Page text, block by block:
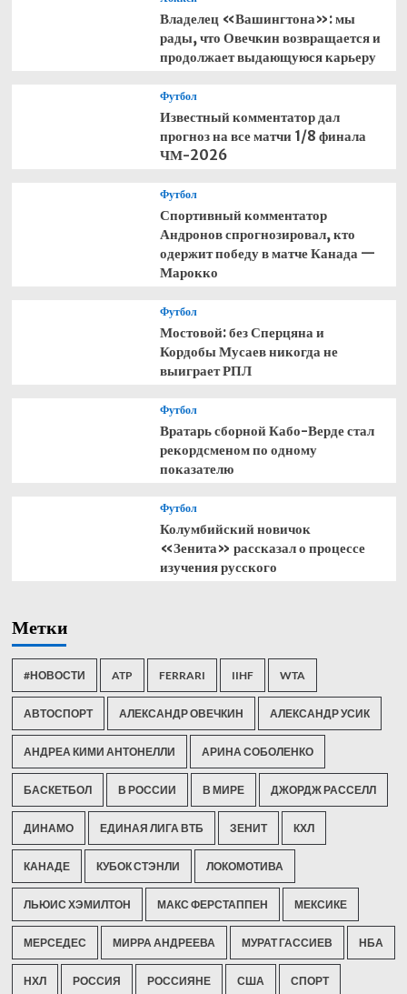
Владелец «Вашингтона»: мы
рады, что Овечкин возвращается и
продолжает выдающуюся карьеру
Футбол
Известный комментатор дал
прогноз на все матчи 1/8 финала
ЧМ-2026
Футбол
Спортивный комментатор
Андронов спрогнозировал, кто
одержит победу в матче Канада —
Марокко
Футбол
Мостовой: без Сперцяна и
Кордобы Мусаев никогда не
выиграет РПЛ
Футбол
Вратарь сборной Кабо-Верде стал
рекордсменом по одному
показателю
Футбол
Колумбийский новичок
«Зенита» рассказал о процессе
изучения русского
Метки
#НОВОСТИ ATP FERRARI IIHF WTA
АВТОСПОРТ АЛЕКСАНДР ОВЕЧКИН АЛЕКСАНДР УСИК
АНДРЕА КИМИ АНТОНЕЛЛИ АРИНА СОБОЛЕНКО
БАСКЕТБОЛ В РОССИИ В МИРЕ ДЖОРДЖ РАССЕЛЛ
ДИНАМО ЕДИНАЯ ЛИГА ВТБ ЗЕНИТ КХЛ
КАНАДЕ КУБОК СТЭНЛИ ЛОКОМОТИВА
ЛЬЮИС ХЭМИЛТОН МАКС ФЕРСТАППЕН МЕКСИКЕ
МЕРСЕДЕС МИРРА АНДРЕЕВА МУРАТ ГАССИЕВ НБА
НХЛ РОССИЯ РОССИЯНЕ США СПОРТ